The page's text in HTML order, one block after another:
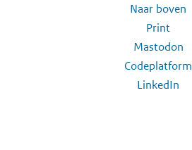
Naar boven
Print
Mastodon
Codeplatform
LinkedIn